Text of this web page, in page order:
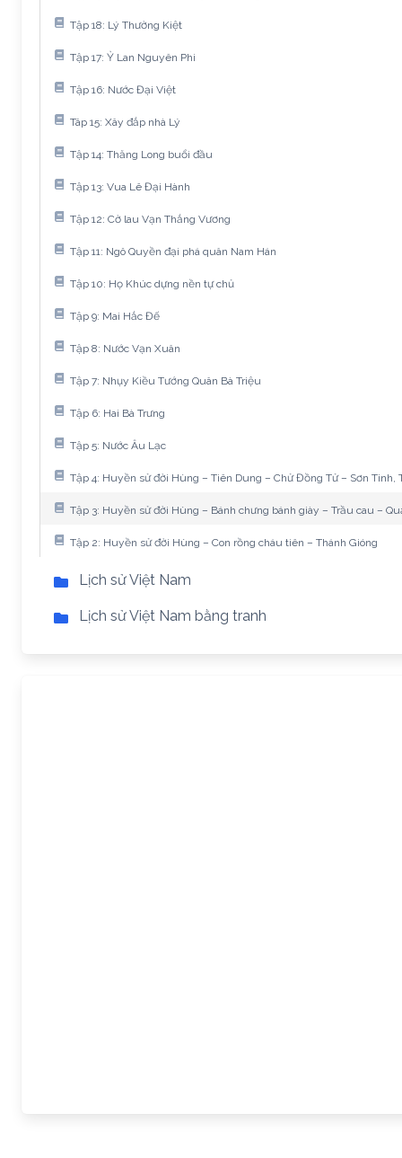
Tập 18: Lý Thường Kiệt
Tập 17: Ỷ Lan Nguyên Phi
Tập 16: Nước Đại Việt
Tâp 15: Xây đắp nhà Lý
Tập 14: Thăng Long buổi đầu
Tập 13: Vua Lê Đại Hành
Tập 12: Cờ lau Vạn Thắng Vương
Tập 11: Ngô Quyền đại phá quân Nam Hán
Tập 10: Họ Khúc dựng nền tự chủ
Tập 9: Mai Hắc Đế
Tập 8: Nước Vạn Xuân
Tập 7: Nhụy Kiều Tướng Quân Bà Triệu
Tập 6: Hai Bà Trưng
Tập 5: Nước Âu Lạc
Tập 4: Huyền sử đời Hùng – Tiên Dung – Chử Đồng Tử – Sơn Tinh,
Tập 3: Huyền sử đời Hùng – Bánh chưng bánh giày – Trầu cau –
Tập 2: Huyền sử đời Hùng – Con rồng cháu tiên – Thánh Gióng
Lịch sử Việt Nam
Lịch sử Việt Nam bằng tranh